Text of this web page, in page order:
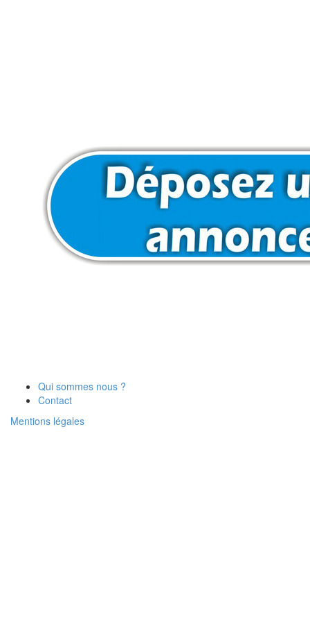
Qui sommes nous ?
Contact
Mentions légales